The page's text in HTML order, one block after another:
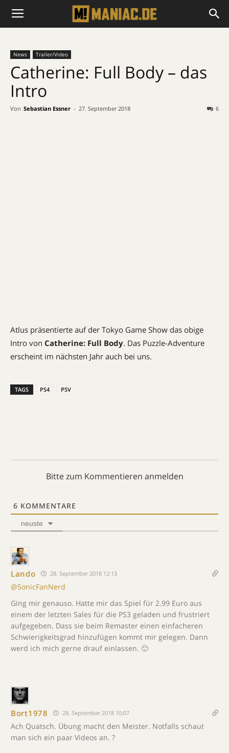
News Trailer/Video
Catherine: Full Body – das
Intro
Von Sebastian Essner - 27. September 2018 6
Atlus präsentierte auf der Tokyo Game Show das obige
Intro von Catherine: Full Body. Das Puzzle-Adventure
erscheint im nächsten Jahr auch bei uns.
TAGS PS4 PSV
Bitte zum Kommentieren anmelden
6 KOMMENTARE
neuste
Lando 28. September 2018 12:13
@SonicFanNerd
Ging mir genauso. Hatte mir das Spiel für 2.99 Euro aus
einem der letzten Sales für die PS3 geladen und frustriert
aufgegeben. Dass sie beim Remaster einen einfacheren
Schwierigkeitsgrad hinzufügen kommt mir gelegen. Dann
werd ich mich gerne drauf einlassen. 🙂
Bort1978 28. September 2018 10:07
Ach Quatsch. Übung macht den Meister. Notfalls schaut
man sich ein paar Videos an. ?